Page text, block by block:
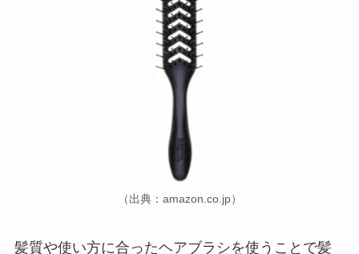
（出典：amazon.co.jp）
髪質や使い方に合ったヘアブラシを使うことで髪